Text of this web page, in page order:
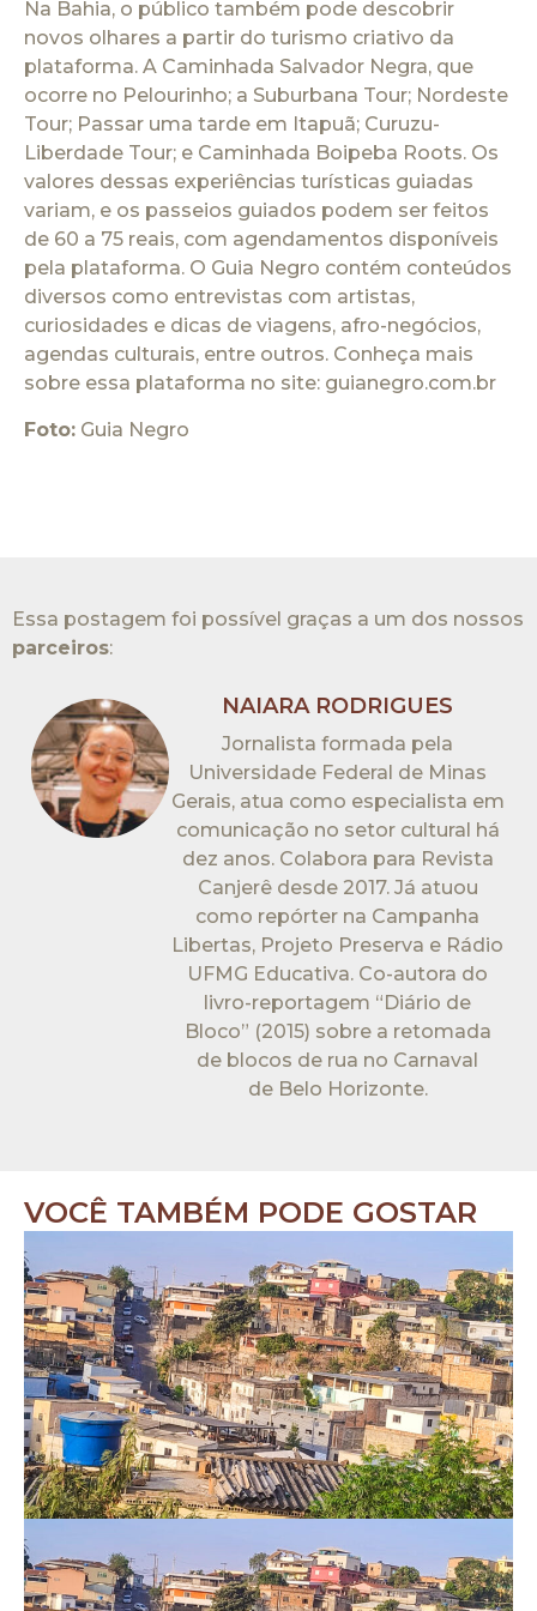
Na Bahia, o público também pode descobrir
novos olhares a partir do turismo criativo da
plataforma. A Caminhada Salvador Negra, que
ocorre no Pelourinho; a Suburbana Tour; Nordeste
Tour; Passar uma tarde em Itapuã; Curuzu-
Liberdade Tour; e Caminhada Boipeba Roots. Os
valores dessas experiências turísticas guiadas
variam, e os passeios guiados podem ser feitos
de 60 a 75 reais, com agendamentos disponíveis
pela plataforma. O Guia Negro contém conteúdos
diversos como entrevistas com artistas,
curiosidades e dicas de viagens, afro-negócios,
agendas culturais, entre outros. Conheça mais
sobre essa plataforma no site: guianegro.com.br
Foto: Guia Negro
Essa postagem foi possível graças a um dos nossos
parceiros:​
NAIARA RODRIGUES
Jornalista formada pela
Universidade Federal de Minas
Gerais, atua como especialista em
comunicação no setor cultural há
dez anos. Colabora para Revista
Canjerê desde 2017. Já atuou
como repórter na Campanha
Libertas, Projeto Preserva e Rádio
UFMG Educativa. Co-autora do
livro-reportagem “Diário de
Bloco” (2015) sobre a retomada
de blocos de rua no Carnaval
de Belo Horizonte.
VOCÊ TAMBÉM PODE GOSTAR